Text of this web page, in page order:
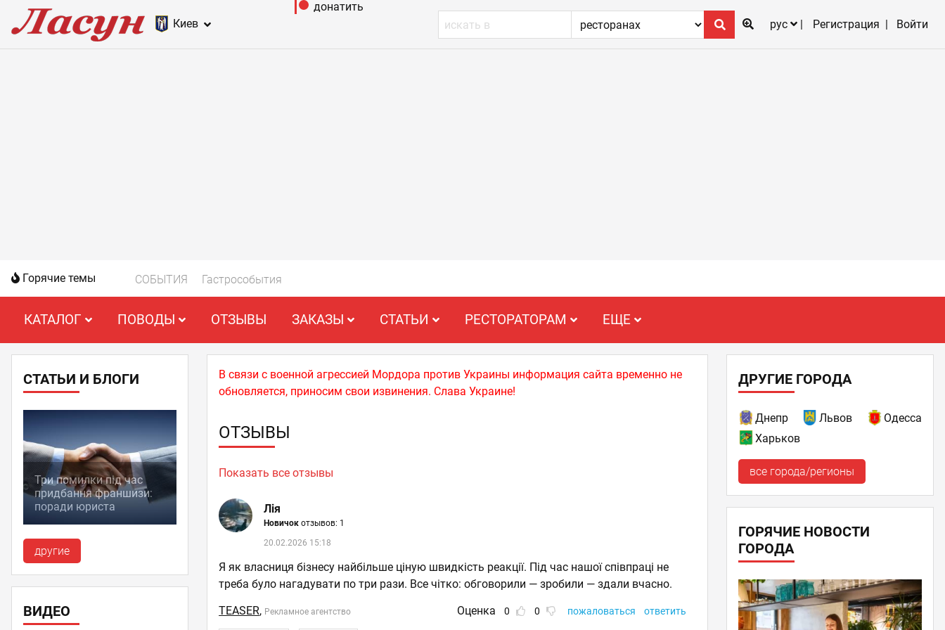
Киев
донатить
рус
Регистрация Войти
Горячие темы СОБЫТИЯ Гастрособытия
КАТАЛОГ ПОВОДЫ ОТЗЫВЫ ЗАКАЗЫ СТАТЬИ РЕСТОРАТОРАМ ЕЩЕ
СТАТЬИ И БЛОГИ
Три помилки під час
придбання франшизи:
поради юриста
другие
ВИДЕО
В связи с военной агрессией Мордора против Украины информация сайта временно не
обновляется, приносим свои извинения. Слава Украине!
ОТЗЫВЫ
Показать все отзывы
Лія
Новичокотзывов: 1
20.02.2026 15:18
Я як власниця бізнесу найбільше ціную швидкість реакції. Під час нашої співпраці не
треба було нагадувати по три рази. Все чітко: обговорили — зробили — здали вчасно.
TEASER, Рекламное агентство Оценка 0 0 пожаловаться ответить
ДРУГИЕ ГОРОДА
Днепр Львов
Одесса
Харьков
все города/регионы
ГОРЯЧИЕ НОВОСТИ
ГОРОДА